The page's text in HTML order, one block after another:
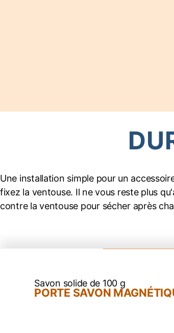
Une installation simple pour un
fixez la ventouse. Il ne vous reste plus
contre la ventouse pour sécher après
Savon solide de 100 g
PORTE SAVON